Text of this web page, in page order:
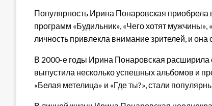
Популярность Ирина Понаровская приобрела
программ «Будильник», «Чего хотят мужчины»,
личность привлекла внимание зрителей, и
В 2000-е годы Ирина Понаровская расширила
выпустила несколько успешных альбомов и
«Белая метелица» и «Где ты?», стали